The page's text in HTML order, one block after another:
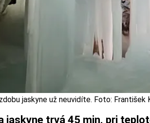
jaskyne už neuvidíte. Foto: František
jaskyne trvá 45 min. pri